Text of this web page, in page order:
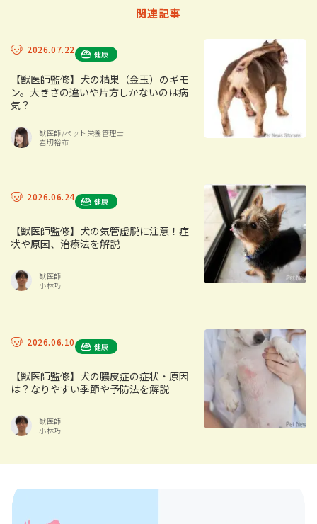
関連記事
2026.07.22 健康
【獣医師監修】犬の精巣（金玉）のギモ
ン。大きさの違いや片方しかないのは病
気？
獣医師/ペット栄養管理士
岩切裕布
2026.06.24 健康
【獣医師監修】犬の気管虚脱に注意！症
状や原因、治療法を解説
獣医師
小林巧
2026.06.10 健康
【獣医師監修】犬の膿皮症の症状・原因
は？なりやすい季節や予防法を解説
獣医師
小林巧